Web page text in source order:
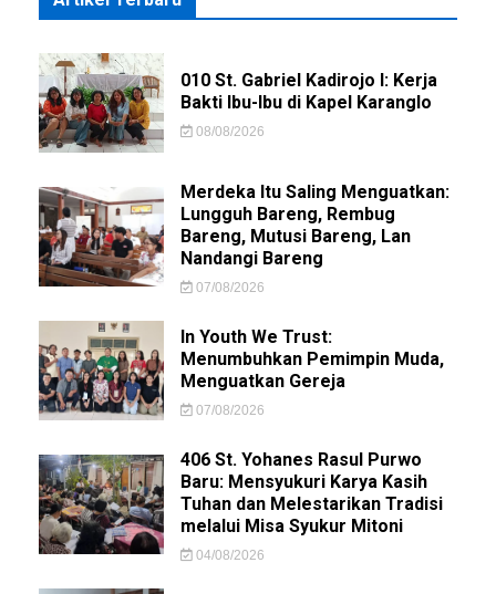
010 St. Gabriel Kadirojo I: Kerja
Bakti Ibu-Ibu di Kapel Karanglo
08/08/2026
Merdeka Itu Saling Menguatkan:
Lungguh Bareng, Rembug
Bareng, Mutusi Bareng, Lan
Nandangi Bareng
07/08/2026
In Youth We Trust:
Menumbuhkan Pemimpin Muda,
Menguatkan Gereja
07/08/2026
406 St. Yohanes Rasul Purwo
Baru: Mensyukuri Karya Kasih
Tuhan dan Melestarikan Tradisi
melalui Misa Syukur Mitoni
04/08/2026